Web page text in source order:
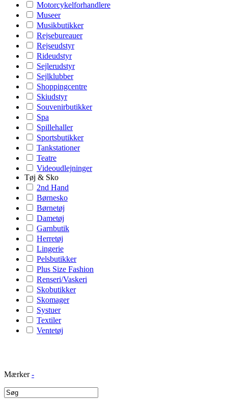
Motorcykelforhandlere
Museer
Musikbutikker
Rejsebureauer
Rejseudstyr
Rideudstyr
Sejlerudstyr
Sejlklubber
Shoppingcentre
Skiudstyr
Souvenirbutikker
Spa
Spillehaller
Sportsbutikker
Tankstationer
Teatre
Videoudlejninger
Tøj & Sko
2nd Hand
Børnesko
Børnetøj
Dametøj
Garnbutik
Herretøj
Lingerie
Pelsbutikker
Plus Size Fashion
Renseri/Vaskeri
Skobutikker
Skomager
Systuer
Textiler
Ventetøj
Mærker -